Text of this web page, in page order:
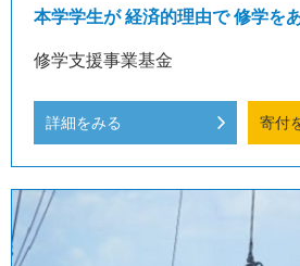
本学学生が 経済的理由で 修学を
修学支援事業基金
詳細をみる 寄付